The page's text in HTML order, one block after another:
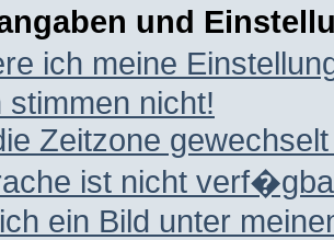
und
ich meine
stimmen nicht!
Zeitzone
ist nicht
ein Bild unter